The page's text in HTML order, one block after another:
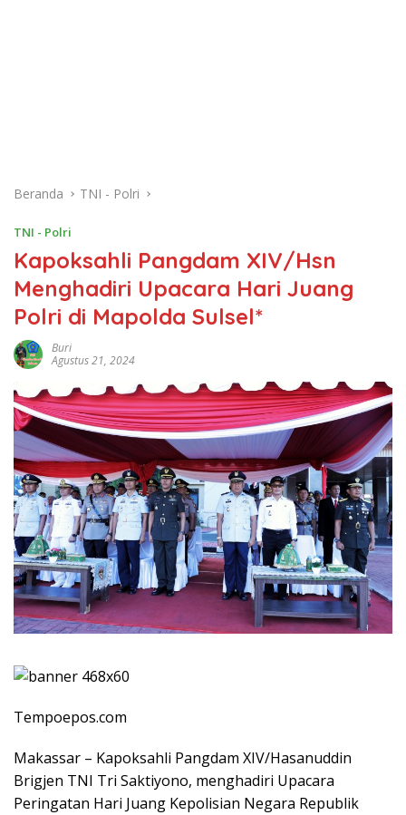
Beranda TNI - Polri
TNI - Polri
Kapoksahli Pangdam XIV/Hsn
Menghadiri Upacara Hari Juang
Polri di Mapolda Sulsel*
Buri
Agustus 21, 2024
Tempoepos.com
Makassar – Kapoksahli Pangdam XIV/Hasanuddin
Brigjen TNI Tri Saktiyono, menghadiri Upacara
Peringatan Hari Juang Kepolisian Negara Republik